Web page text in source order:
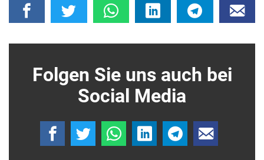
Folgen Sie uns auch bei
Social Media